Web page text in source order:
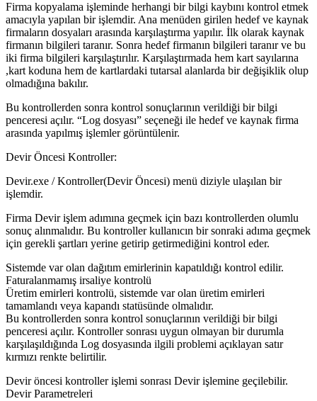
Firma kopyalama işleminde herhangi bir bilgi kaybını kontrol etmek
amacıyla yapılan bir işlemdir. Ana menüden girilen hedef ve kaynak
firmaların dosyaları arasında karşılaştırma yapılır. İlk olarak kaynak
firmanın bilgileri taranır. Sonra hedef firmanın bilgileri taranır ve bu
iki firma bilgileri karşılaştırılır. Karşılaştırmada hem kart sayılarına
,kart koduna hem de kartlardaki tutarsal alanlarda bir değişiklik olup
olmadığına bakılır.
Bu kontrollerden sonra kontrol sonuçlarının verildiği bir bilgi
penceresi açılır. “Log dosyası” seçeneği ile hedef ve kaynak firma
arasında yapılmış işlemler görüntülenir.
Devir Öncesi Kontroller:
Devir.exe / Kontroller(Devir Öncesi) menü diziyle ulaşılan bir
işlemdir.
Firma Devir işlem adımına geçmek için bazı kontrollerden olumlu
sonuç alınmalıdır. Bu kontroller kullanıcın bir sonraki adıma geçmek
için gerekli şartları yerine getirip getirmediğini kontrol eder.
Sistemde var olan dağıtım emirlerinin kapatıldığı kontrol edilir.
Faturalanmamış irsaliye kontrolü
Üretim emirleri kontrolü, sistemde var olan üretim emirleri
tamamlandı veya kapandı statüsünde olmalıdır.
Bu kontrollerden sonra kontrol sonuçlarının verildiği bir bilgi
penceresi açılır. Kontroller sonrası uygun olmayan bir durumla
karşılaşıldığında Log dosyasında ilgili problemi açıklayan satır
kırmızı renkte belirtilir.
Devir öncesi kontroller işlemi sonrası Devir işlemine geçilebilir.
Devir Parametreleri